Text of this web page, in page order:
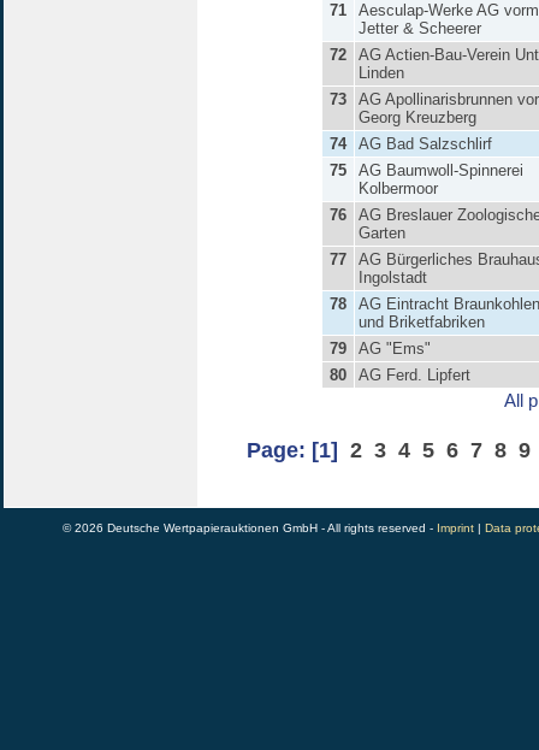
71
Aesculap-Werke AG
Jetter & Scheerer
72
AG Actien-Bau-Verein
Linden
73
AG Apollinarisbrunnen
Georg Kreuzberg
74
AG Bad Salzschlirf
75
AG Baumwoll-Spinnerei
Kolbermoor
76
AG Breslauer
Garten
77
AG Bürgerliches
Ingolstadt
78
AG Eintracht
und Briketfabriken
79
AG "Ems"
80
AG Ferd. Lipfert
All
Page: [1] 2 3 4 5 6 7 8 9
© 2026 Deutsche Wertpapierauktionen GmbH - All rights reserved - Imprint| Data